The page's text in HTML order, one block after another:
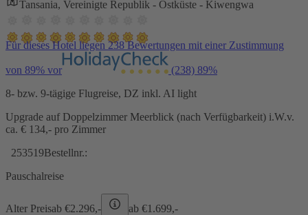
Tansania, Vereinigte Republik - Ostküste - Kiwengwa
Für dieses Hotel liegen 238 Bewertungen mit einer Zustimmung
von 89% vor (238) 89%
8- bzw. 9-tägige Flugreise, DZ inkl. AI light
Upgrade auf Doppelzimmer Meerblick (nach Verfügbarkeit) i.W.v.
ca. € 134,- pro Zimmer
253519Bestellnr.:
Pauschalreise
Alter Preisab €2.296,- ab €1.699,-